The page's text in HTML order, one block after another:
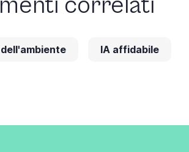
IA affidabile